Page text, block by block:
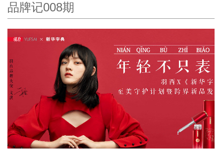
品牌记008期 ​